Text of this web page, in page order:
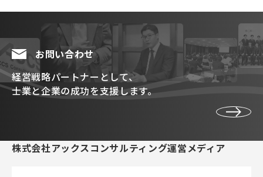
お問い合わせ
経営戦略パートナーとして、
士業と企業の成功を支援します。
株式会社アックスコンサルティング運営メディア